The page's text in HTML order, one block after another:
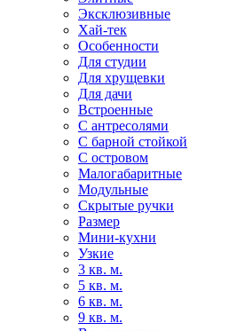
Эксклюзивные
Хай-тек
Особенности
Для студии
Для хрущевки
Для дачи
Встроенные
С антресолями
С барной стойкой
С островом
Малогабаритные
Модульные
Скрытые ручки
Размер
Мини-кухни
Узкие
3 кв. м.
5 кв. м.
6 кв. м.
9 кв. м.